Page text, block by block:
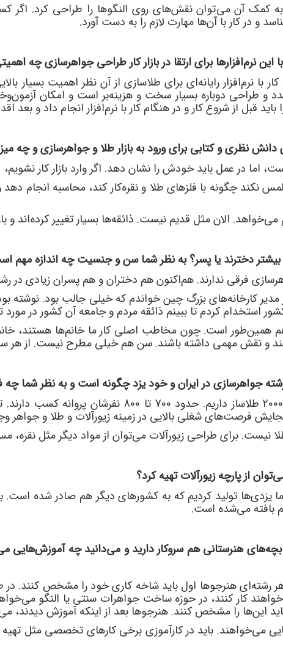
به کمک آن میتوان نقشهای روی النگوها را طراحی کرد. اگر
و در کار با آنها مهارت لازم را به دست آورد.
این نرمافزارها برای ارتقا در بازار کار طراحی جواهرسازی چه
با نرمافزار رایانهای برای طلاسازی از آن نظر اهمیت بسیار
و طراحی دوباره بسیار سخت و هزینهبر است و امکان آزمون
باید قبل از شروع کار و در هنگام کار با نرمافزار انجام داد و بعد
دانش نظری و کتابی برای ورود به بازار طلا و جواهرسازی و چه
اما در عمل باید خودش را نشان دهد. اگر وارد بازار کار
نکند چگونه با فلزهای طلا و نقرهکار کند، محاسبه انجام
میخواهد. الان مثل قدیم نیست. ذائقهها بسیار تغییر کردهاند و
دخترند یا پسر؟ به نظر شما سن و جنسیت چه اندازه مهم
فرقی ندارند. هماکنون هم دختران و هم پسران زیادی در
کارخانههای بزرگ چین خواندم که خیلی جالب بود. نوشته
استخدام کردم تا ببینم ذائقه مردم و جامعه آن کشور در
همینطور است. چون مخاطب اصلی کار ما خانمها هستند،
و نقش مهمی داشته باشند. سن هم خیلی مطرح نیست. از هر
جواهرسازی در ایران و خود یزد چگونه است و به نظر شما چه
فرصتهای شغلی بالایی در زمینه زیورآلات و طلا و جواهر
نیست. برای طراحی زیورآلات میتوان از مواد دیگر مثل نقره،
توان از پارچه زیورآلات تهیه کرد؟
یزدیها تولید کردیم که به کشورهای دیگر هم صادر شده است.
بافته میشده است.
بچههای هنرستانی هم سروکار دارید و میدانید چه آموزشهایی
رشتهای هنرجوها اول باید شاخه کاری خود را مشخص کنند.
خواهند کار کنند، در حوزه ساخت جواهرات سنتی یا النگو می
اینها را مشخص کنند. هنرجوها بعد از اینکه آموزش دیدند،
میخواهند. باید در کارآموزی برخی کارهای تخصصی مثل تهیه